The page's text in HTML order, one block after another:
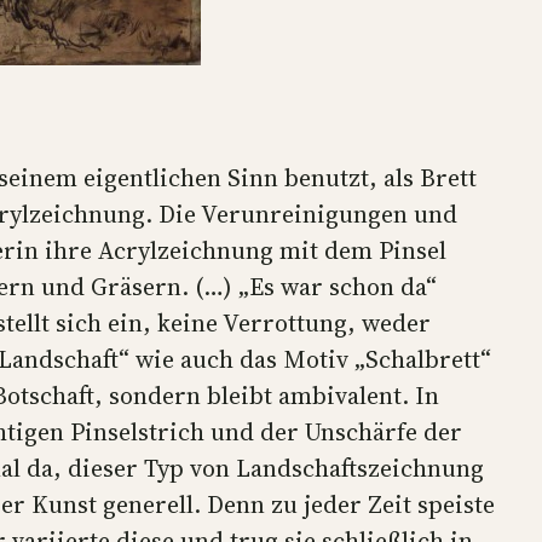
eigentlichen Sinn benutzt, als Brett
Die Verunreinigungen und
ihre Acrylzeichnung mit dem Pinsel
und Gräsern. (…) „Es war schon da“
sich ein, keine Verrottung, weder
wie auch das Motiv „Schalbrett“
sondern bleibt ambivalent. In
Pinselstrich und der Unschärfe der
da, dieser Typ von Landschaftszeichnung
Kunst generell. Denn zu jeder Zeit speiste